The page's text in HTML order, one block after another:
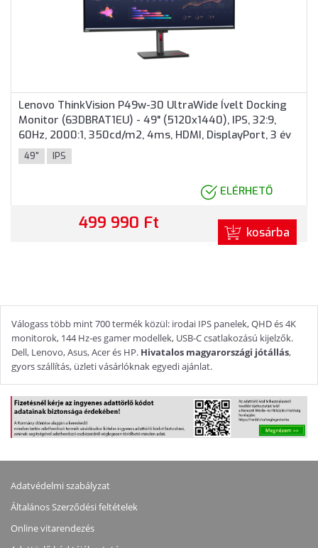
Lenovo ThinkVision P49w-30 UltraWide Ívelt Docking
Monitor (63DBRAT1EU) - 49" (5120x1440), IPS, 32:9,
60Hz, 2000:1, 350cd/m2, 4ms, HDMI, DisplayPort, 3 év
garancia, Fekete színben
49" IPS
ELÉRHETŐ
499 990 Ft kosárba
Válogass több mint 700 termék közül: irodai IPS panelek, QHD és 4K
monitorok, 144 Hz-es gamer modellek, USB-C csatlakozású kijelzők.
Dell, Lenovo, Asus, Acer és HP. Hivatalos magyarországi jótállás,
gyors szállítás, üzleti vásárlóknak egyedi ajánlat.
Adatvédelmi szabályzat
Általános Szerződési feltételek
Online vitarendezés